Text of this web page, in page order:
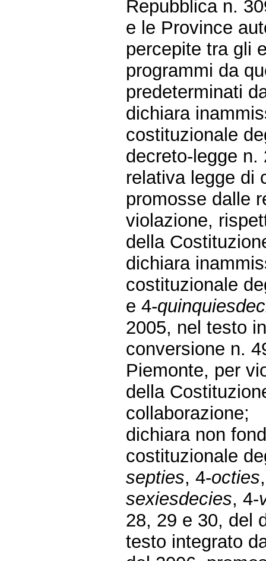
Repubblica n.
e le Province
percepite tra gli
programmi da
predeterminati
dichiara
costituzionale
decreto-legge
relativa legge di
promosse dalle
violazione,
della
dichiara
costituzionale
e 4-
2005, nel testo
conversione n.
Piemonte, per
della
collaborazione;
dichiara non
costituzionale
septies, 4-octies
sexiesdecies, 4-
28, 29 e 30, del
testo integrato